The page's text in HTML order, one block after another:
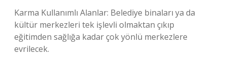
Karma Kullanımlı Alanlar: Belediye binaları ya da
kültür merkezleri tek işlevli olmaktan çıkıp
eğitimden sağlığa kadar çok yönlü merkezlere
evrilecek.